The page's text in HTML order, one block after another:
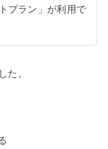
プラン」が利用で
た。